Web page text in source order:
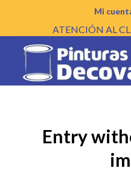
Mi
ATENCIÓN AL
Entry